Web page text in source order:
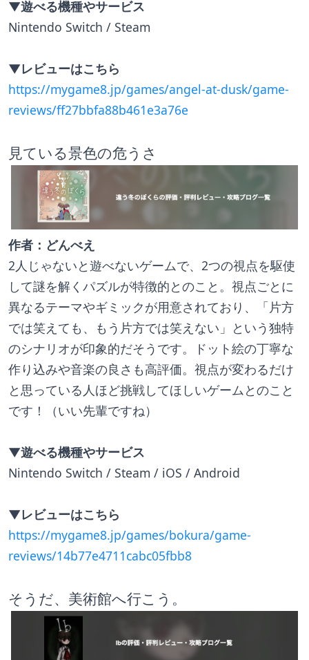
▼遊べる機種やサービス
Nintendo Switch / Steam
▼レビューはこちら
https://mygame8.jp/games/angel-at-dusk/game-
reviews/ff27bbfa88b461e3a76e
見ている景色の危うさ
作者：どんべえ
2人じゃないと遊べないゲームで、2つの視点を駆使
して謎を解くパズルが特徴的とのこと。視点ごとに
異なるテーマやギミックが用意されており、「片方
では笑えても、もう片方では笑えない」という独特
のシナリオが印象的だそうです。ドット絵の丁寧な
作り込みや音楽の良さも高評価。視点が変わるだけ
と思っている人ほど挑戦してほしいゲームとのこと
です！（いい先輩ですね）
▼遊べる機種やサービス
Nintendo Switch / Steam / iOS / Android
▼レビューはこちら
https://mygame8.jp/games/bokura/game-
reviews/14b77e4711cabc05fbb8
そうだ、美術館へ行こう。